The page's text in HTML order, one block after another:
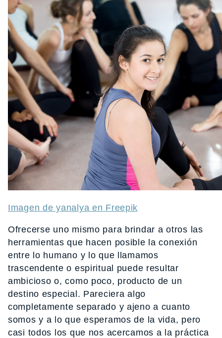
Imagen de yanalya en Freepik
Ofrecerse uno mismo para brindar a otros las
herramientas que hacen posible la conexión
entre lo humano y lo que llamamos
trascendente o espiritual puede resultar
ambicioso o, como poco, producto de un
destino especial. Pareciera algo
completamente separado y ajeno a cuanto
somos y a lo que esperamos de la vida, pero
casi todos los que nos acercamos a la práctica